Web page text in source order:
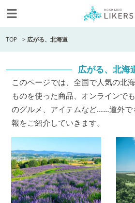
TOP > 広がる、北海道
広がる、北海
このページでは、全国で人気の北
ものを使った商品、オンラインで
のグルメ、アイテムなど……道外で
報をご紹介していきます。